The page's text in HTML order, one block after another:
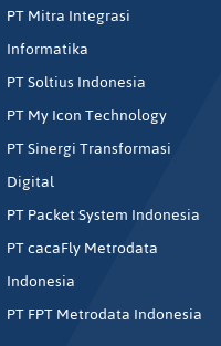
PT Mitra Integrasi
Informatika
PT Soltius Indonesia
PT My Icon Technology
PT Sinergi Transformasi
Digital
PT Packet System Indonesia
PT cacaFly Metrodata
Indonesia
PT FPT Metrodata Indonesia